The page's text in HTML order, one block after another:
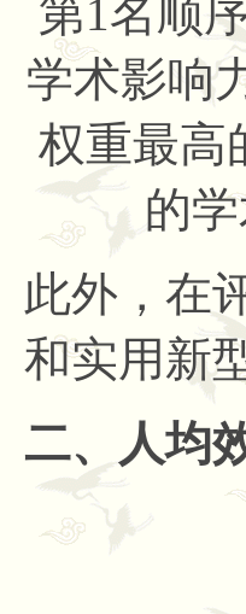
第1名顺
学术影响
权重最高
的
此外，在
和实用新
二、人均